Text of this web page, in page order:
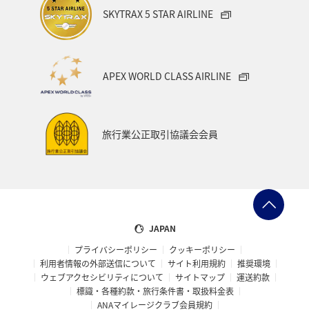
SKYTRAX 5 STAR AIRLINE
APEX WORLD CLASS AIRLINE
旅行業公正取引協議会会員
JAPAN
プライバシーポリシー
クッキーポリシー
利用者情報の外部送信について
サイト利用規約
推奨環境
ウェブアクセシビリティについて
サイトマップ
運送約款
標識・各種約款・旅行条件書・取扱料金表
ANAマイレージクラブ会員規約